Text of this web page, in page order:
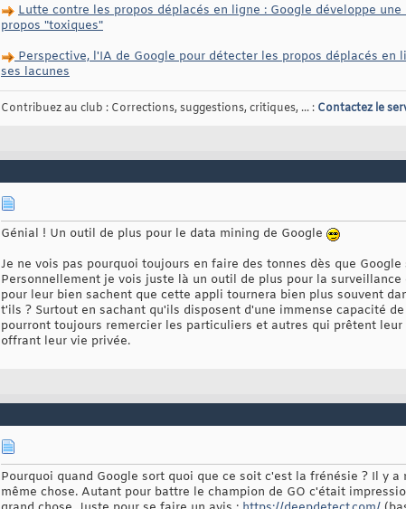
Lutte contre les propos déplacés en ligne : Google développe
propos "toxiques"
Perspective, l'IA de Google pour détecter les propos déplacés
ses lacunes
Contribuez au club : Corrections, suggestions, critiques, ... : Contactez le
Génial ! Un outil de plus pour le data mining de Google
Je ne vois pas pourquoi toujours en faire des tonnes dès que
Personnellement je vois juste là un outil de plus pour la
pour leur bien sachent que cette appli tournera bien plus souvent
t'ils ? Surtout en sachant qu'ils disposent d'une immense capacité
pourront toujours remercier les particuliers et autres qui prêtent
offrant leur vie privée.
Pourquoi quand Google sort quoi que ce soit c'est la frénésie ? Il y
même chose. Autant pour battre le champion de GO c'était